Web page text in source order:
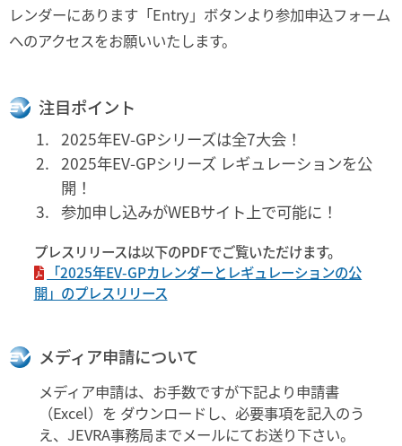
レンダーにあります「Entry」ボタンより参加申込フォーム
へのアクセスをお願いいたします。
注目ポイント
2025年EV-GPシリーズは全7大会！
2025年EV-GPシリーズ レギュレーションを公
開！
参加申し込みがWEBサイト上で可能に！
プレスリリースは以下のPDFでご覧いただけます。
「2025年EV-GPカレンダーとレギュレーションの公
開」のプレスリリース
メディア申請について
メディア申請は、お手数ですが下記より申請書
（Excel）を ダウンロードし、必要事項を記入のう
え、JEVRA事務局までメールにてお送り下さい。